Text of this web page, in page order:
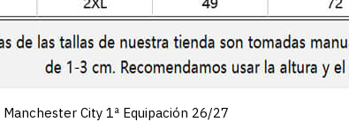
Manchester City 1ª Equipación 26/27